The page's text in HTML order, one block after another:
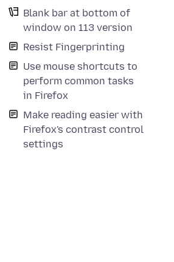
Blank bar at bottom of
window on 113 version
Resist Fingerprinting
Use mouse shortcuts to
perform common tasks
in Firefox
Make reading easier with
Firefox's contrast control
settings
under Mozilla Public